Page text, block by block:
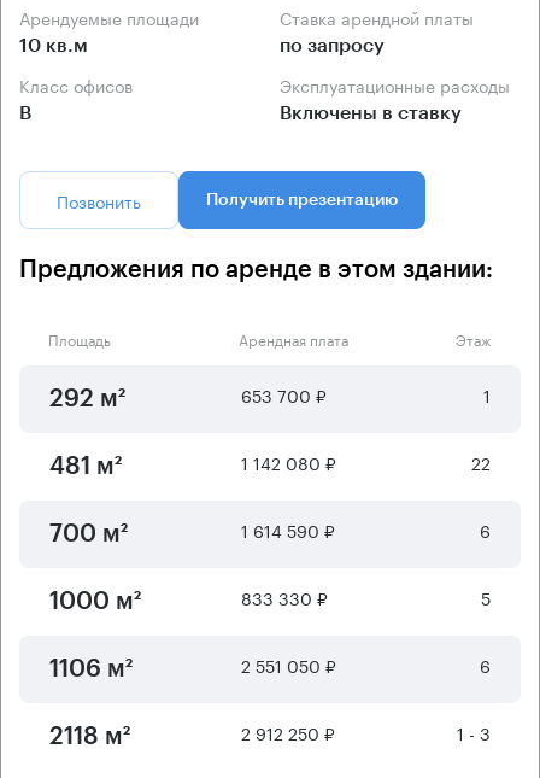
Арендуемые площади
10 кв.м
Ставка арендной платы
по запросу
Класс офисов
B
Эксплуатационные расходы
Включены в ставку
Позвонить Получить презентацию
Предложения по аренде в этом здании:
Площадь Арендная плата Этаж
292 м² 653 700 ₽ 1
481 м² 1 142 080 ₽ 22
700 м² 1 614 590 ₽ 6
1000 м² 833 330 ₽ 5
1106 м² 2 551 050 ₽ 6
2118 м² 2 912 250 ₽ 1 - 3